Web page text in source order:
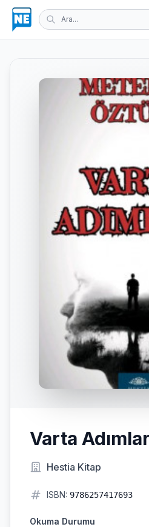
Varta
Hestia Kitap
ISBN: 9786257417693
Okuma Durumu